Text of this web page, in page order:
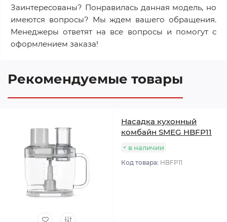
Заинтересованы? Понравилась данная модель, но
имеются вопросы? Мы ждем вашего обращения.
Менеджеры ответят на все вопросы и помогут с
оформлением заказа!
Рекомендуемые товары
Насадка кухонный
комбайн SMEG HBFP11
в наличии
Код товара: HBFP11